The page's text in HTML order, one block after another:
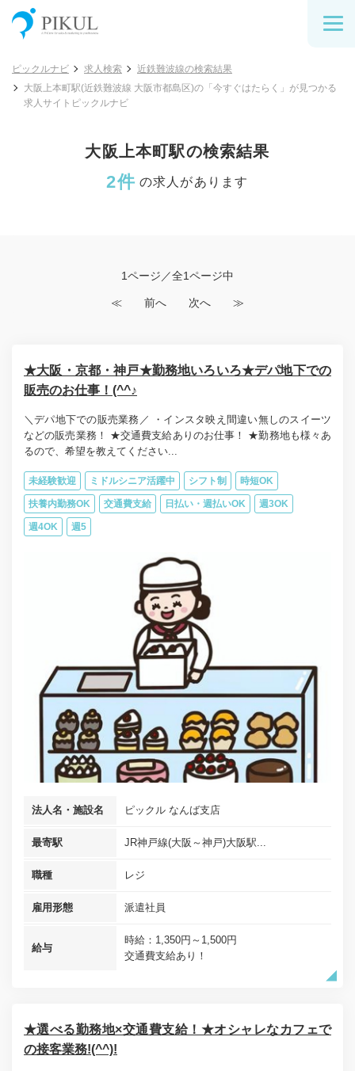
ピックルナビ 求人検索
近鉄難波線の検索結果
大阪上本町駅(近鉄難波線 大阪市都島区)の「今すぐはたらく」が見つかる
求人サイトピックルナビ
大阪上本町駅の検索結果
2件 の求人があります
1ページ／全1ページ中
≪ 前へ 次へ ≫
★大阪・京都・神戸★勤務地いろいろ★デパ地下での
販売のお仕事！(^^♪
＼デパ地下での販売業務／ ・インスタ映え間違い無しのスイーツ
などの販売業務！ ★交通費支給ありのお仕事！ ★勤務地も様々あ
るので、希望を教えてください...
未経験歓迎 ミドルシニア活躍中 シフト制 時短OK
扶養内勤務OK 交通費支給 日払い・週払いOK 週3OK
週4OK 週5
法人名・施設名 ピックル なんば支店
最寄駅 JR神戸線(大阪～神戸)大阪駅...
職種 レジ
雇用形態 派遣社員
給与
時給：1,350円～1,500円
交通費支給あり！
★選べる勤務地×交通費支給！★オシャレなカフェで
の接客業務!(^^)!